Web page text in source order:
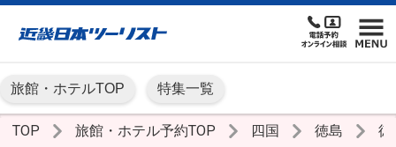
旅館・ホテルTOP 特集一覧
TOP 旅館・ホテル予約TOP 四国 徳島